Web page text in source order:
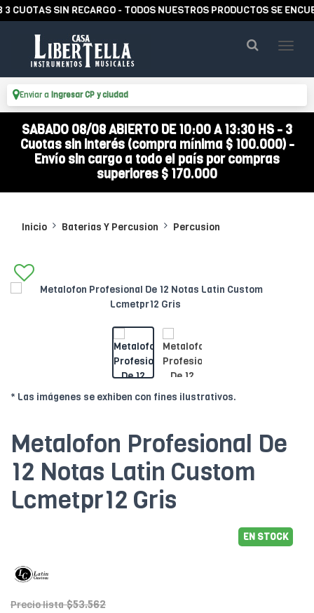
SIN RECARGO - TODOS NUESTROS PRODUCTOS SE
Enviar a Ingresar CP y ciudad
SABADO 08/08 ABIERTO DE 10:00 A 13:30 HS - 3
Cuotas sin interés (compra mínima $ 100.000) -
Envío sin cargo a todo el país por compras
superiores $ 170.000
Inicio Baterias Y Percusion Percusion
* Las imágenes se exhiben con fines ilustrativos.
Metalofon Profesional De
12 Notas Latin Custom
Lcmetpr12 Gris
EN STOCK
Precio lista $53.562